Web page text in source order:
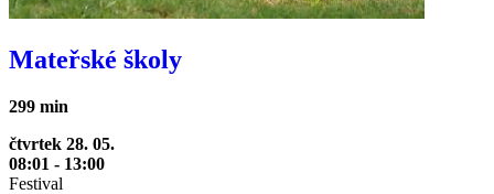
Mateřské školy
299 min
čtvrtek 28. 05.
08:01 - 13:00
Festival